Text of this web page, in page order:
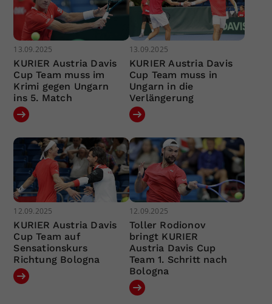
13.09.2025
KURIER Austria Davis
Cup Team muss im
Krimi gegen Ungarn
ins 5. Match
13.09.2025
KURIER Austria Davis
Cup Team muss in
Ungarn in die
Verlängerung
12.09.2025
KURIER Austria Davis
Cup Team auf
Sensationskurs
Richtung Bologna
12.09.2025
Toller Rodionov
bringt KURIER
Austria Davis Cup
Team 1. Schritt nach
Bologna